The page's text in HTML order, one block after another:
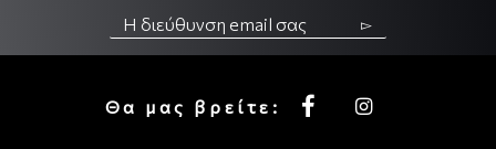
▻
Θα μας βρείτε: